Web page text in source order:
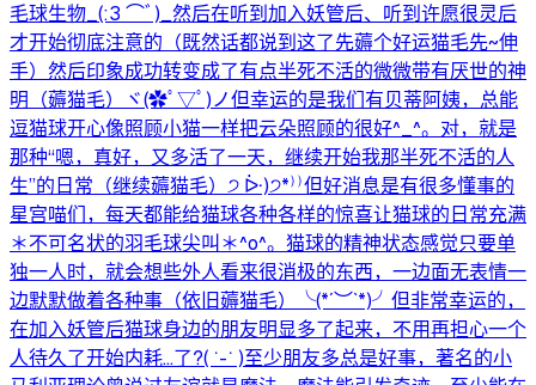
毛球生物_(:3 ⌒ﾞ)_然后在听到加入妖管后、听到许愿很灵后
才开始彻底注意的（既然话都说到这了先薅个好运猫毛先~伸
手）然后印象成功转变成了有点半死不活的微微带有厌世的神
明（薅猫毛）ヾ(✿ﾟ▽ﾟ)ノ但幸运的是我们有贝蒂阿姨，总能
逗猫球开心像照顾小猫一样把云朵照顾的很好^_^。对，就是
那种“嗯，真好，又多活了一天，继续开始我那半死不活的人
生”的日常（继续薅猫毛）੭ ᐕ)੭*⁾⁾但好消息是有很多懂事的
星宫喵们，每天都能给猫球各种各样的惊喜让猫球的日常充满
＊不可名状的羽毛球尖叫＊^o^。猫球的精神状态感觉只要单
独一人时，就会想些外人看来很消极的东西，一边面无表情一
边默默做着各种事（依旧薅猫毛）╰(*´︶`*)╯但非常幸运的，
在加入妖管后猫球身边的朋友明显多了起来，不用再担心一个
人待久了开始内耗…了?( ˙-˙ )至少朋友多总是好事，著名的小